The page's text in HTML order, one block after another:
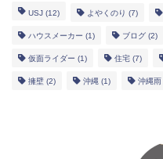
USJ (12) よやくのり (7)
ハウスメーカー (1) ブログ (2)
仮面ライダー (1) 住宅 (7)
擁壁 (2) 沖縄 (1) 沖縄雨